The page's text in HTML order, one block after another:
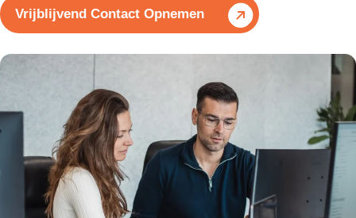
Vrijblijvend Contact Opnemen